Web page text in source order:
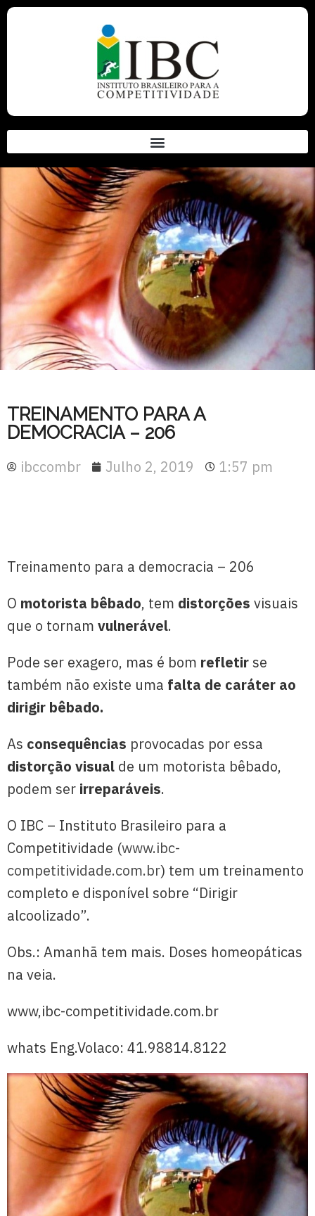
TREINAMENTO PARA A
DEMOCRACIA – 206
ibccombr Julho 2, 2019 1:57 pm
Treinamento para a democracia – 206
O motorista bêbado, tem distorções visuais
que o tornam vulnerável.
Pode ser exagero, mas é bom refletirse
também não existe uma falta de caráter ao
dirigir bêbado.
As consequências provocadas por essa
distorção visual de um motorista bêbado,
podem ser irreparáveis.
O IBC – Instituto Brasileiro para a
Competitividade (www.ibc-
competitividade.com.br) tem um treinamento
completo e disponível sobre “Dirigir
alcoolizado”.
Obs.: Amanhã tem mais. Doses homeopáticas
na veia.
www,ibc-competitividade.com.br
whats Eng.Volaco: 41.98814.8122